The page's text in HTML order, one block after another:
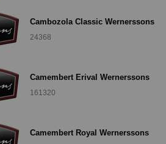
Cambozola Classic Wernerssons
24368
Camembert Erival Wernerssons
161320
Camembert Royal Wernerssons